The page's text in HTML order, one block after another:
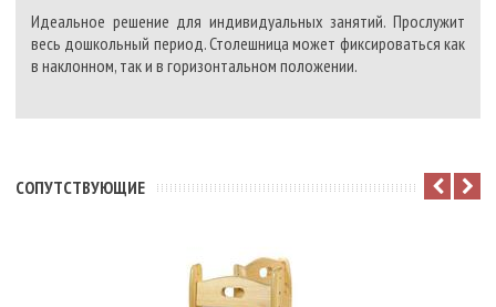
Идеальное решение для индивидуальных занятий. Прослужит
весь дошкольный период. Столешница может фиксироваться как
в наклонном, так и в горизонтальном положении.
CОПУТСТВУЮЩИЕ